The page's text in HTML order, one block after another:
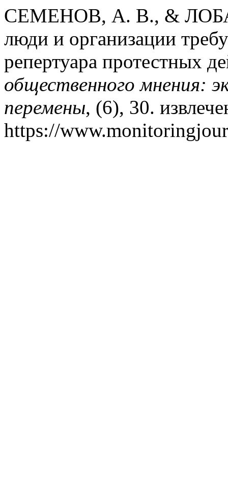
СЕМЕНОВ, А. В., &
люди и организации
репертуара протестных
общественного мнения:
перемены, (6), 30.
https://